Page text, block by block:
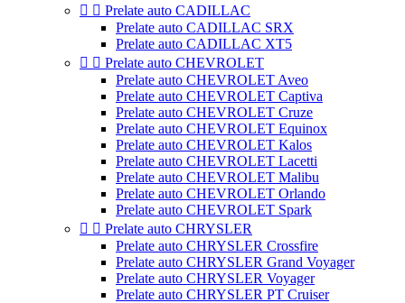
  Prelate auto CADILLAC
Prelate auto CADILLAC SRX
Prelate auto CADILLAC XT5
  Prelate auto CHEVROLET
Prelate auto CHEVROLET Aveo
Prelate auto CHEVROLET Captiva
Prelate auto CHEVROLET Cruze
Prelate auto CHEVROLET Equinox
Prelate auto CHEVROLET Kalos
Prelate auto CHEVROLET Lacetti
Prelate auto CHEVROLET Malibu
Prelate auto CHEVROLET Orlando
Prelate auto CHEVROLET Spark
  Prelate auto CHRYSLER
Prelate auto CHRYSLER Crossfire
Prelate auto CHRYSLER Grand Voyager
Prelate auto CHRYSLER Voyager
Prelate auto CHRYSLER PT Cruiser